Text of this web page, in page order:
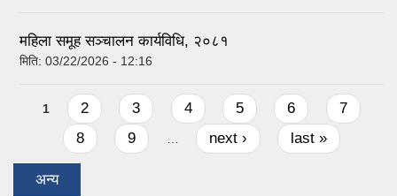
महिला समूह सञ्चालन कार्यविधि, २०८१
मिति: 03/22/2026 - 12:16
Pages
1 2 3 4 5 6
7
8
9 next › last »
अन्य